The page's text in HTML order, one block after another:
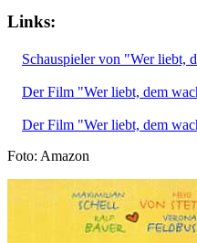
Links:
Schauspieler von "Wer liebt,
Der Film "Wer liebt, dem
Der Film "Wer liebt, dem
Foto: Amazon